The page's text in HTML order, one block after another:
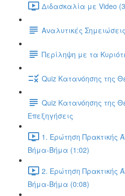
Διδασκαλία με Video
Αναλυτικές Σημειώσεις
Περίληψη με τα
Quiz Κατανόησης της
Quiz Κατανόησης της
Επεξηγήσεις
1. Ερώτηση Πρακτικής
Βήμα-Βήμα (1:02)
2. Ερώτηση Πρακτικής
Βήμα-Βήμα (0:08)